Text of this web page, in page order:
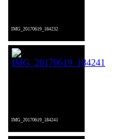
IMG_20170619_184232
IMG_20170619_184241